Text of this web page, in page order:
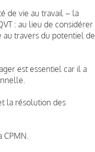
de vie au travail – la
: au lieu de considérer
au travers du potentiel de
est essentiel car il a
la résolution des